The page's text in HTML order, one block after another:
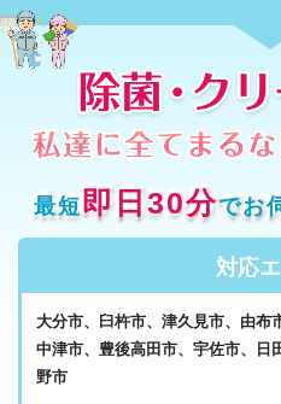
最短即日30分でお
対応
大分市、臼杵市、津久見市、由布
中津市、豊後高田市、宇佐市、日
野市